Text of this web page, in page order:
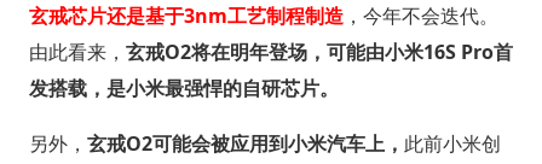
玄戒芯片还是基于3nm工艺制程制造，今年不会迭代。
由此看来， 玄戒O2将在明年登场，可能由小米16S Pro首
发搭载，是小米最强悍的自研芯片。
另外， 玄戒O2可能会被应用到小米汽车上， 此前小米创